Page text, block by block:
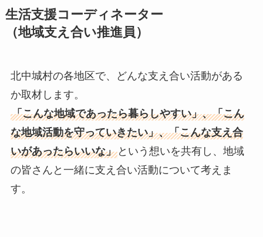
生活支援コーディネーター
（地域支え合い推進員）
北中城村の各地区で、どんな支え合い活動がある
か取材します。
「こんな地域であったら暮らしやすい」、「こん
な地域活動を守っていきたい」、「こんな支え合
いがあったらいいな」という想いを共有し、地域
の皆さんと一緒に支え合い活動について考えま
す。